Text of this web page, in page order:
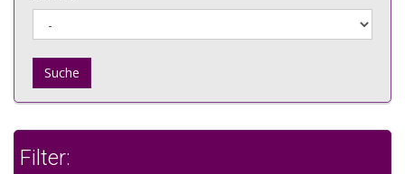
Suche
Filter: